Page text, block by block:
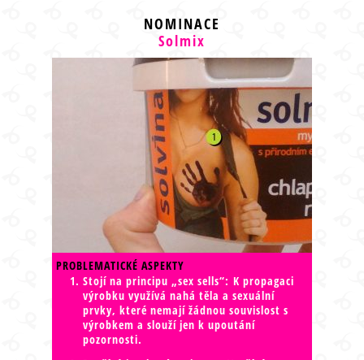
NOMINACE
Solmix
PROBLEMATICKÉ ASPEKTY
Stojí na principu „sex sells“: K propagaci
výrobku využívá nahá těla a sexuální
prvky, které nemají žádnou souvislost s
výrobkem a slouží jen k upoutání
pozornosti.